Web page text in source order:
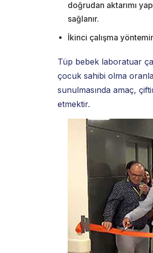
doğrudan aktarımı
sağlanır.
İkinci çalışma
Tüp bebek laboratuar
çocuk sahibi olma
sunulmasında amaç,
etmektir.